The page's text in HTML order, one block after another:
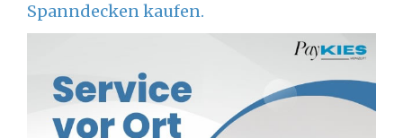
Spanndecken kaufen.